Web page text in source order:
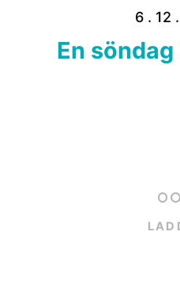
6 . 12
En